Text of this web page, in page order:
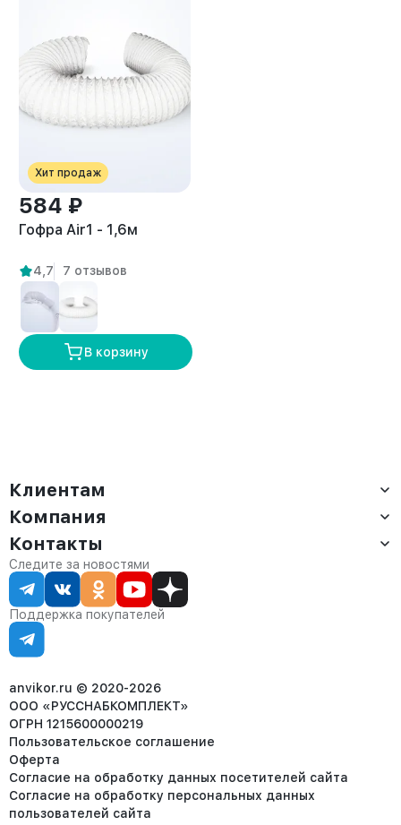
Хит продаж
584 ₽
Гофра Air1 - 1,6м
4,7 7 отзывов
В корзину
Клиентам
Доставка
Оплата
Сервис
Статус заказа
Статьи
Компания
О компании
Контакты
Партнёрам
Контакты
Отдел продаж:
8 (800) 234-22-62
corp@anvikor.ru
Ежедневно, с 7:00-19:00 (МСК)
Отдел рекламации:
8 (953) 455-25-61
Следите за новостями
Поддержка покупателей
anvikor.ru © 2020-2026
ООО «РУССНАБКОМПЛЕКТ»
ОГРН 1215600000219
Пользовательское соглашение
Оферта
Согласие на обработку данных посетителей сайта
Согласие на обработку персональных данных
пользователей сайта